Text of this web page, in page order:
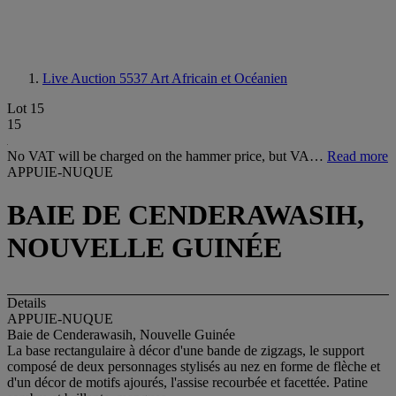
Live Auction 5537 Art Africain et Océanien
Lot 15
15
No VAT will be charged on the hammer price, but VA… Read more
APPUIE-NUQUE
BAIE DE CENDERAWASIH,
NOUVELLE GUINÉE
Details
APPUIE-NUQUE
Baie de Cenderawasih, Nouvelle Guinée
La base rectangulaire à décor d'une bande de zigzags, le support
composé de deux personnages stylisés au nez en forme de flèche et
d'un décor de motifs ajourés, l'assise recourbée et facettée. Patine